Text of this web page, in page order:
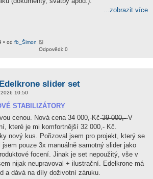
...zobrazit více
• od fb_Šimon
Odpovědi: 0
slider set
10:50
STABILIZÁTORY
cenou. Nová cena 34 000,-Kč ̶3̶9̶ ̶0̶0̶0̶,̶-̶ V
které je mi komfortnější 32 000,- Kč.
nový kus. Pořizoval jsem pro projekt, který se
jsem pouze 3x manuálně samotný slider jako
focení. Jinak je set nepoužitý, vše v
nijak neupravoval + ilustrační. Edelkrone má
a dává na díly doživotní záruku.